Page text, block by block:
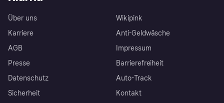
Über uns
Karriere
AGB
Presse
Datenschutz
Sicherheit
Wikipink
Anti-Geldwäsche
Impressum
Barrierefreiheit
Auto-Track
Kontakt